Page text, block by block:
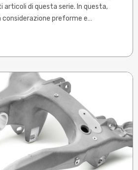
articoli di questa serie. In questa,
considerazione preforme e
stampo aperto.